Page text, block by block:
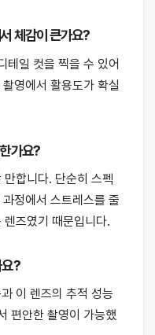
체감이 큰가요?
테일 컷을 찍을 수 있어
영에서 활용도가 확실
가요?
합니다. 단순히 스펙
정에서 스트레스를 줄
즈였기 때문입니다.
?
이 렌즈의 추적 성능
편안한 촬영이 가능했